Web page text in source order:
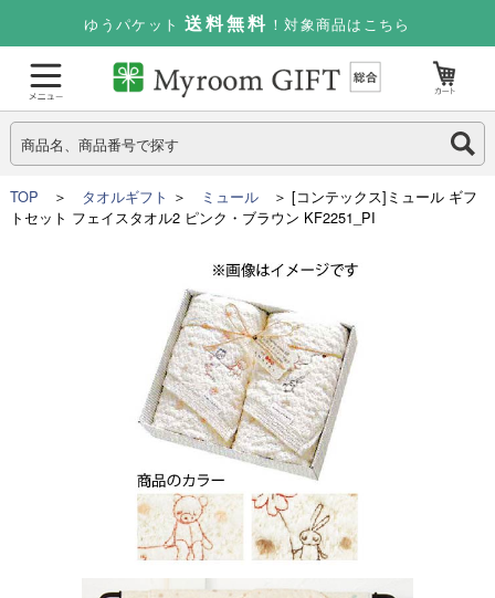
ゆうパケット 送料無料 ！対象商品はこちら
TOP ＞ タオルギフト ＞ ミュール＞ [コンテックス]ミュール ギフ
トセット フェイスタオル2 ピンク・ブラウン KF2251_PI